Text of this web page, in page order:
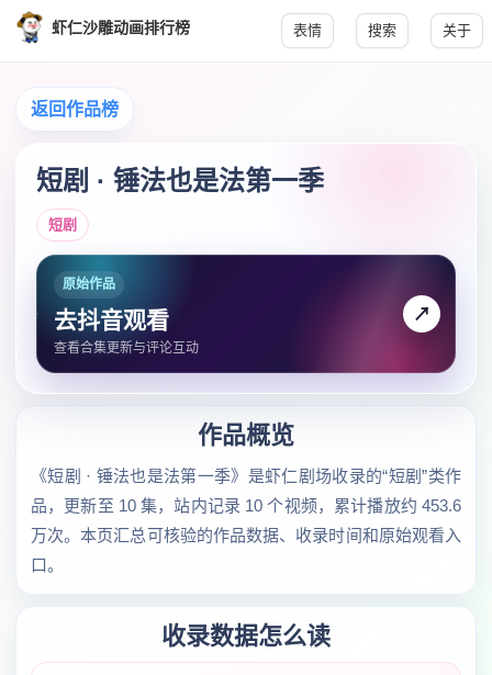
虾仁沙雕动画排行榜 表情 搜索 关于
返回作品榜
短剧 · 锤法也是法第一季
短剧
原始作品
去抖音观看
查看合集更新与评论互动
↗
作品概览
《短剧 · 锤法也是法第一季》是虾仁剧场收录的“短剧”类作
品，更新至 10 集，站内记录 10 个视频，累计播放约 453.6
万次。本页汇总可核验的作品数据、收录时间和原始观看入
口。
收录数据怎么读